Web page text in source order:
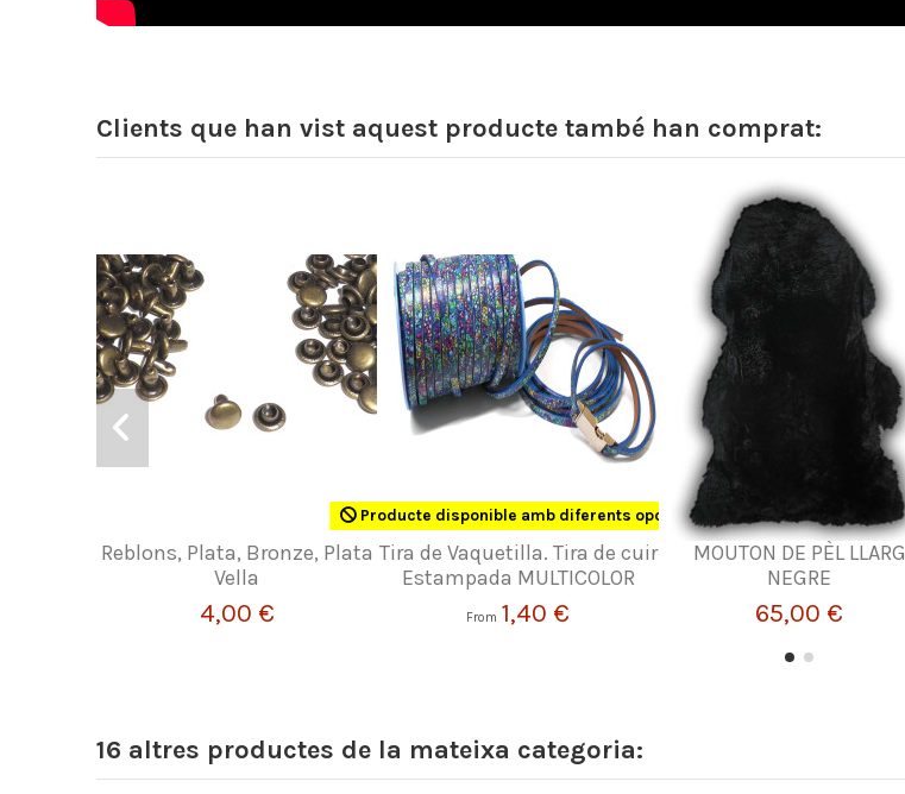
Clients que han vist aquest producte també han comprat:
Reblons, Plata, Bronze, Plata
Vella
4,00 €
Producte disponible amb diferents opcions
Tira de Vaquetilla. Tira de cuir
Estampada MULTICOLOR
From 1,40 €
MOUTON DE PÈL LLARG
NEGRE
65,00 €
16 altres productes de la mateixa categoria: